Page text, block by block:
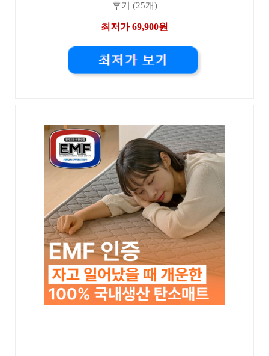
후기 (25개)
최저가 69,900원